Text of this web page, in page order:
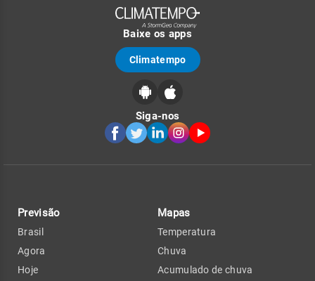
Baixe os apps
Climatempo
Siga-nos
Previsão
Brasil
Agora
Hoje
Mapas
Temperatura
Chuva
Acumulado de chuva